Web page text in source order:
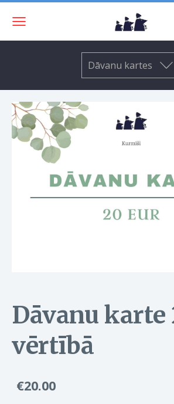
Dāvanu kartes
Dāvanu karte
vērtībā
€20.00